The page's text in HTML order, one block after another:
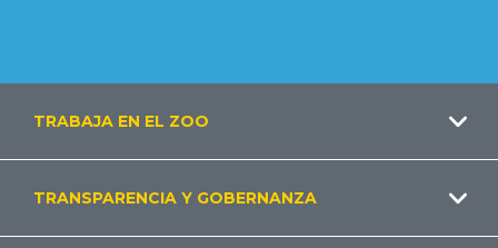
Footer
TRABAJA EN EL ZOO
TRANSPARENCIA Y GOBERNANZA